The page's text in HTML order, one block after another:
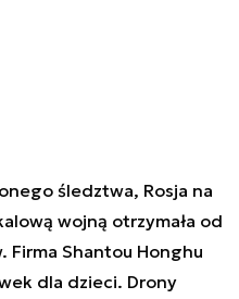
śledztwa, Rosja na
wojną otrzymała od
Firma Shantou Honghu
dla dzieci. Drony